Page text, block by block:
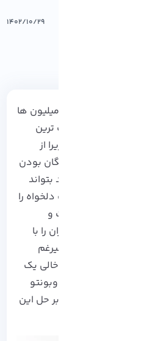
۱۴۰۲/۱۰/۲۹
هنوز هم میلیون ها
که یکی از محبوب ترین
استفاده می کنند. زیرا از
منبع باز و رایگان بودن
که بخواهد بتواند
کرده، تغییرات دلخواه را
با وجود ثبات، امنیت و
ممکن است کاربران را با
مواجه کند. علیرغم
حوزه هنوز هم جای خالی یک
نصب نشدن اوبونتو
در این عنوان کمر بر حل این
باشید…